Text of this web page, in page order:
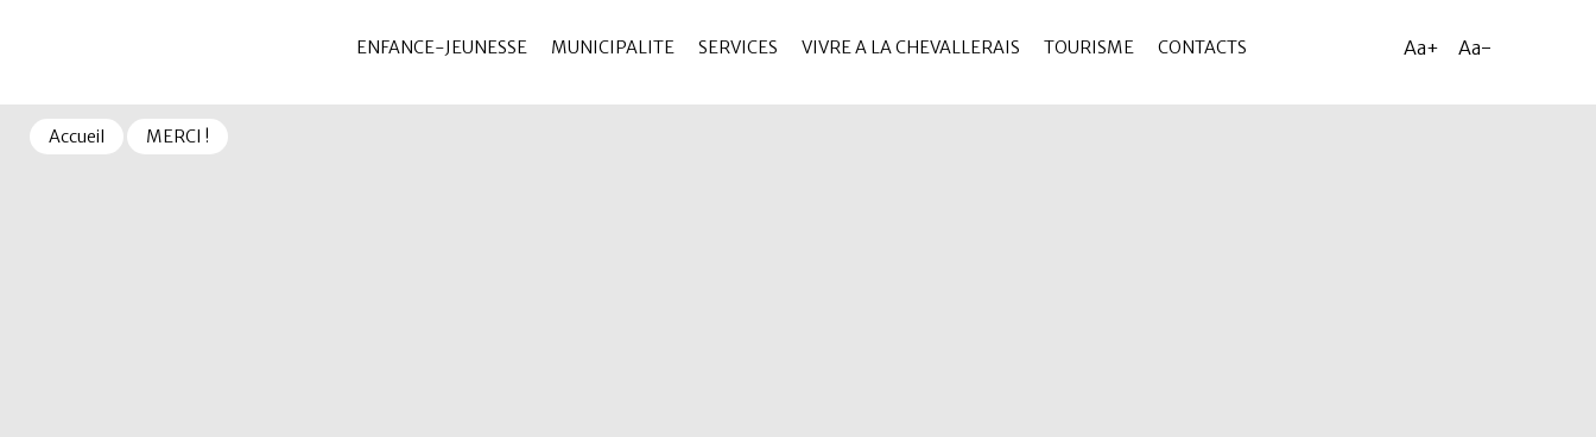
ENFANCE-JEUNESSE MUNICIPALITE SERVICES VIVRE A LA CHEVALLERAIS TOURISME CONTACTS Aa+ Aa-
Accueil MERCI !